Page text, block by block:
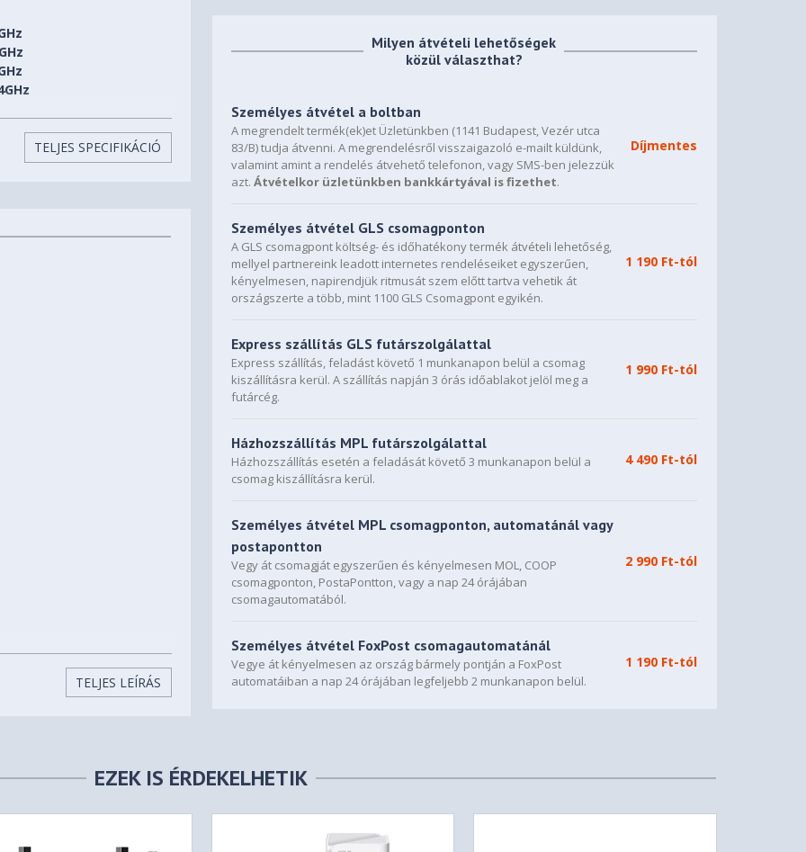
TELJES SPECIFIKÁCIÓ
TELJES LEÍRÁS
Milyen átvételi lehetőségek
közül választhat?
Személyes átvétel a boltban
A megrendelt termék(ek)et Üzletünkben (1141 Budapest, Vezér utca
83/B) tudja átvenni. A megrendelésről visszaigazoló e-mailt küldünk,
valamint amint a rendelés átvehető telefonon, vagy SMS-ben jelezzük
azt.Átvételkor üzletünkben bankkártyával is fizethet.
Díjmentes
Személyes átvétel GLS csomagponton
A GLS csomagpont költség- és időhatékony termék átvételi lehetőség,
mellyel partnereink leadott internetes rendeléseiket egyszerűen,
kényelmesen, napirendjük ritmusát szem előtt tartva vehetik át
országszerte a több, mint 1100 GLS Csomagpont egyikén.
1 190 Ft-tól
Express szállítás GLS futárszolgálattal
Express szállítás, feladást követő 1 munkanapon belül a csomag
kiszállításra kerül. A szállítás napján 3 órás időablakot jelöl meg a
futárcég.
1 990 Ft-tól
Házhozszállítás MPL futárszolgálattal
Házhozszállítás esetén a feladását követő 3 munkanapon belül a
csomag kiszállításra kerül.
4 490 Ft-tól
Személyes átvétel MPL csomagponton, automatánál vagy
postapontton
Vegy át csomagját egyszerűen és kényelmesen MOL, COOP
csomagponton, PostaPontton, vagy a nap 24 órájában
csomagautomatából.
2 990 Ft-tól
Személyes átvétel FoxPost csomagautomatánál
Vegye át kényelmesen az ország bármely pontján a FoxPost
automatáiban a nap 24 órájában legfeljebb 2 munkanapon belül.
1 190 Ft-tól
EZEK IS ÉRDEKELHETIK